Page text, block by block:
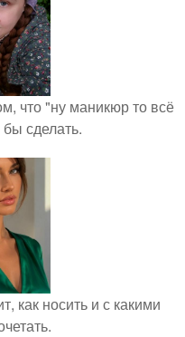
что "ну маникюр то всё
сделать.
как носить и с какими